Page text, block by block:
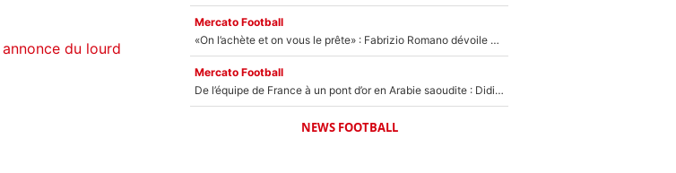
du lourd
Mercato Football
«On l’achète et on vous le prête» : Fabrizio Romano dévoile déjà la stratégie du PSG avec le transfert de Zion Suzuki !
Mercato Football
De l’équipe de France à un pont d’or en Arabie saoudite : Didier Deschamps a donné sa réponse !
NEWS FOOTBALL